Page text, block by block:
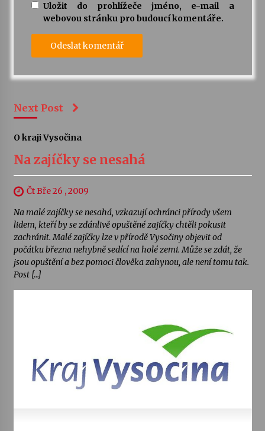
Uložit do prohlížeče jméno, e-mail a
webovou stránku pro budoucí komentáře.
Next Post
O kraji Vysočina
Na zajíčky se nesahá
Čt Bře 26 , 2009
Na malé zajíčky se nesahá, vzkazují ochránci přírody všem
lidem, kteří by se zdánlivě opuštěné zajíčky chtěli pokusit
zachránit. Malé zajíčky lze v přírodě Vysočiny objevit od
počátku března nehybně sedící na holé zemi. Může se zdát, že
jsou opuštění a bez pomoci člověka zahynou, ale není tomu tak.
Post […]